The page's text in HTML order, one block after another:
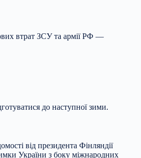
втрат ЗСУ та армії РФ —
до наступної зими.
від президента Фінляндії
України з боку міжнародних